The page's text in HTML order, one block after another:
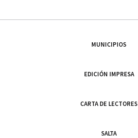
MUNICIPIOS
EDICIÓN IMPRESA
CARTA DE LECTORES
SALTA